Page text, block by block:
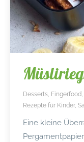
Desserts, Fingerfood,
Rezepte für Kinder,
Eine kleine